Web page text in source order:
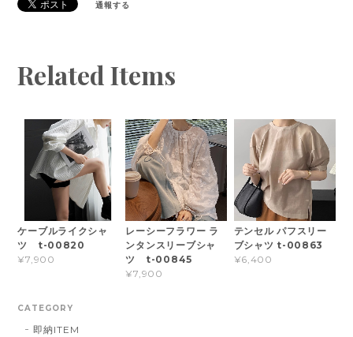
通報する
Related Items
ケーブルライクシャ
ツ t-00820
¥7,900
レーシーフラワー ラ
ンタンスリーブシャ
ツ t-00845
¥7,900
テンセル パフスリー
ブシャツ t-00863
¥6,400
CATEGORY
即納ITEM